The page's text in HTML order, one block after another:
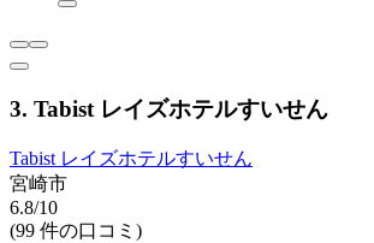
3. Tabist レイズホテルすいせん
Tabist レイズホテルすいせん
宮崎市
6.8/10
(99 件の口コミ)